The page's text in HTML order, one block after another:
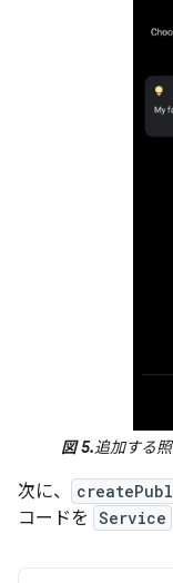
図 5.追加する
次に、
コードを Service